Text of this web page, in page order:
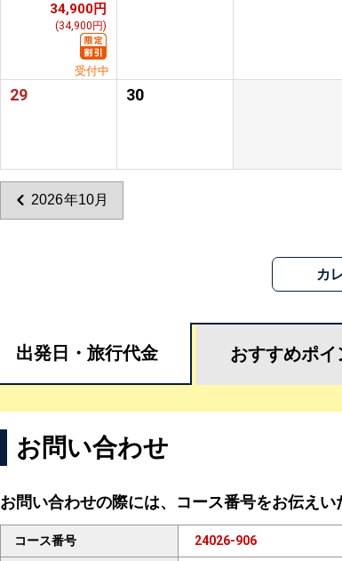
34,900円
(34,900円)
受付中
29 30
2026年10月
カ
出発日・ 旅行代金 おすすめポイ
お問い合わせ
お問い合わせの際には、コース番号をお伝えい
コース番号 24026-906